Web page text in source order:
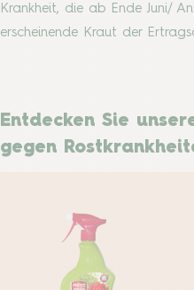
Krankheit, die ab Ende Juni/
erscheinende Kraut der
Entdecken Sie
gegen